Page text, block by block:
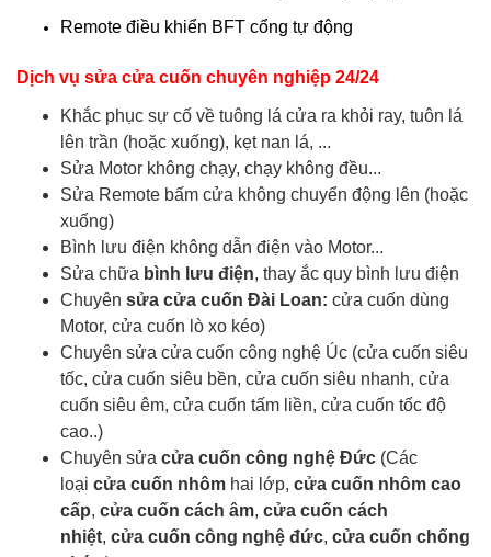
Remote điều khiển BFT cổng tự động
Dịch vụ sửa cửa cuốn chuyên nghiệp 24/24
Khắc phục sự cố về tuông lá cửa ra khỏi ray, tuôn lá
lên trần (hoặc xuống), kẹt nan lá, ...
Sửa Motor không chạy, chạy không đều...
Sửa Remote bấm cửa không chuyển động lên (hoặc
xuống)
Bình lưu điện không dẫn điện vào Motor...
Sửa chữa bình lưu điện, thay ắc quy bình lưu điện
Chuyên sửa cửa cuốn Đài Loan: cửa cuốn dùng
Motor, cửa cuốn lò xo kéo)
Chuyên sửa cửa cuốn công nghệ Úc (cửa cuốn siêu
tốc, cửa cuốn siêu bền, cửa cuốn siêu nhanh, cửa
cuốn siêu êm, cửa cuốn tấm liền, cửa cuốn tốc độ
cao..)
Chuyên sửa cửa cuốn công nghệ Đức (Các
loại cửa cuốn nhôm hai lớp, cửa cuốn nhôm cao
cấp, cửa cuốn cách âm, cửa cuốn cách
nhiệt, cửa cuốn công nghệ đức, cửa cuốn chống